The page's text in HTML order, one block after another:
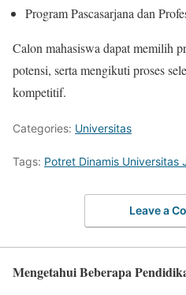
Program Pascasarjana dan
Calon mahasiswa dapat memilih
potensi, serta mengikuti proses
kompetitif.
Categories: Universitas
Tags: Potret Dinamis Universitas
Leave a
Mengetahui Beberapa